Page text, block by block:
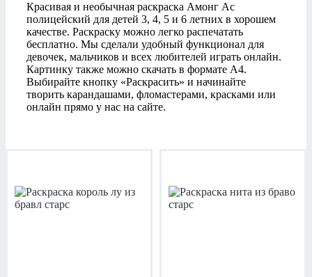
Красивая и необычная раскраска Амонг Ас
полицейский для детей 3, 4, 5 и 6 летних в хорошем
качестве. Раскраску можно легко распечатать
бесплатно. Мы сделали удобный функционал для
девочек, мальчиков и всех любителей играть онлайн.
Картинку также можно скачать в формате А4.
Выбирайте кнопку «Раскрасить» и начинайте
творить карандашами, фломастерами, красками или
онлайн прямо у нас на сайте.